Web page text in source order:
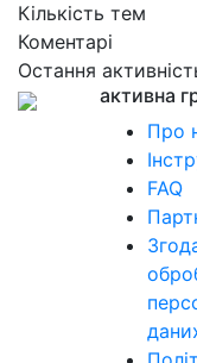
Кількість тем
Коментарі
Остання
активна
Про
FAQ